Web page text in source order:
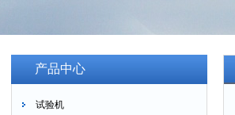
产品中心
试验机